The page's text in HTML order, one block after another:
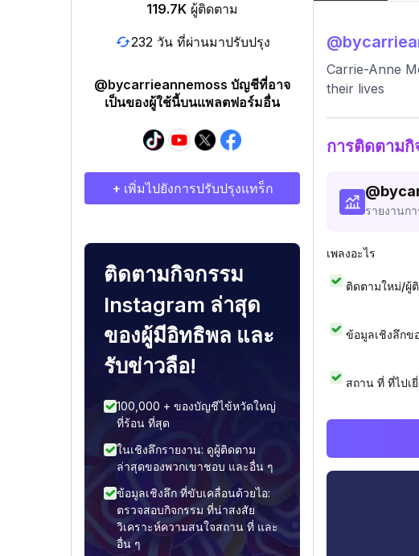
119.7K ผู้ติดตาม
232 วัน ที่ผ่านมาปรับปรุง
@bycarrieannemoss บัญชีที่อาจ
เป็นของผู้ใช้นี้บนแพลตฟอร์มอื่น
+ เพิ่มไปยังการปรับปรุงแทร็ก
ติดตามกิจกรรม
Instagram ล่าสุด
ของผู้มีอิทธิพล และ
รับข่าวลือ!
100,000 + ของบัญชีไข้หวัดใหญ่
ที่ร้อน ที่สุด
ในเชิงลึกรายงาน: ดูผู้ติดตาม
ล่าสุดของพวกเขาชอบ และอื่น ๆ
ข้อมูลเชิงลึก ที่ขับเคลื่อนด้วยไอ:
ตรวจสอบกิจกรรม ที่น่าสงสัย
วิเคราะห์ความสนใจสถาน ที่ และ
อื่น ๆ
@
Carrie-Anne
their lives
การติดตาม
@
รายงานก
เพลงอะไร
ติดตามใหม่/ผู้
ข้อมูลเชิงลึกข
สถาน ที่ ที่ไปเ